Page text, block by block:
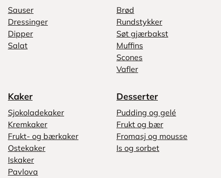
Sauser
Dressinger
Dipper
Salat
Brød
Rundstykker
Søt gjærbakst
Muffins
Scones
Vafler
Kaker
Sjokoladekaker
Kremkaker
Frukt- og bærkaker
Ostekaker
Iskaker
Pavlova
Desserter
Pudding og gelé
Frukt og bær
Fromasj og mousse
Is og sorbet